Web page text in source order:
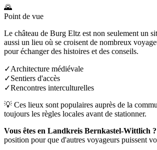
🌄
Point de vue
Le château de Burg Eltz est non seulement un
aussi un lieu où se croisent de nombreux
pour échanger des histoires et des conseils.
✓Architecture médiévale
✓Sentiers d'accès
✓Rencontres interculturelles
💡 Ces lieux sont populaires auprès de la
toujours les règles locales avant de stationner.
Vous êtes en Landkreis Bernkastel-Wittlich ?
position pour que d'autres voyageurs puissent